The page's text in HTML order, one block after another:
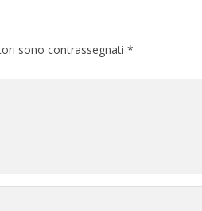
sono contrassegnati *